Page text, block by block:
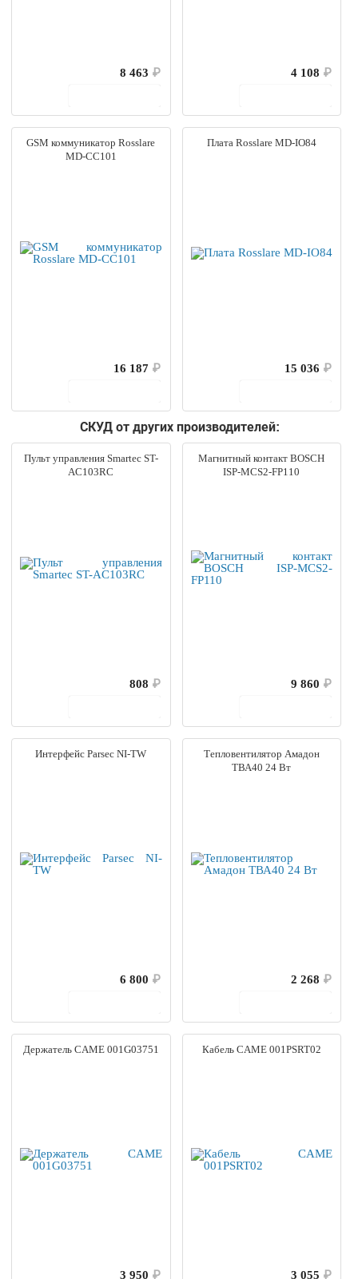
8 463 ₽
4 108 ₽
GSM коммуникатор Rosslare
MD-CC101
16 187 ₽
Плата Rosslare MD-IO84
15 036 ₽
СКУД от других производителей:
Пульт управления Smartec ST-
AC103RC
808 ₽
Магнитный контакт BOSCH
ISP-MCS2-FP110
9 860 ₽
Интерфейс Parsec NI-TW
6 800 ₽
Тепловентилятор Амадон
ТВА40 24 Вт
2 268 ₽
Держатель CAME 001G03751
3 950 ₽
Кабель CAME 001PSRT02
3 055 ₽